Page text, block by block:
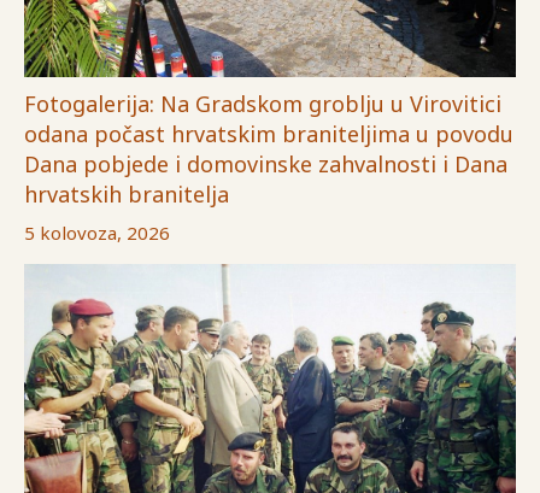
Fotogalerija: Na Gradskom groblju u Virovitici
odana počast hrvatskim braniteljima u povodu
Dana pobjede i domovinske zahvalnosti i Dana
hrvatskih branitelja
5 kolovoza, 2026